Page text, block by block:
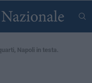
Napoli in testa.